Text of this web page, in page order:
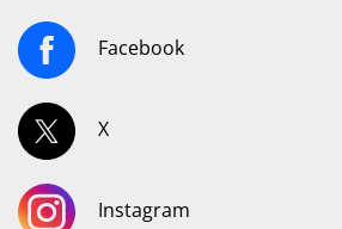
Facebook
X
Instagram